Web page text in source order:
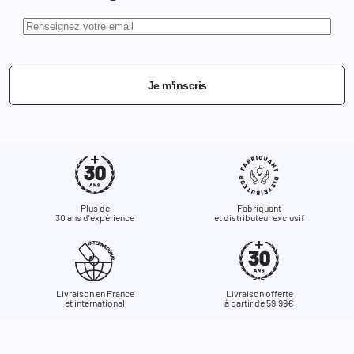
Je m'inscris
Plus de
30 ans d'expérience
Fabriquant
et distributeur exclusif
Livraison en France
et international
Livraison offerte
à partir de 59,99€